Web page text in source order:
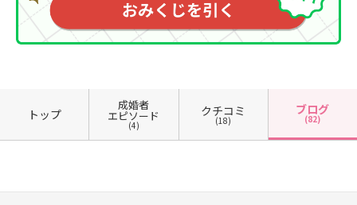
トップ
成婚者
エピソード
(4)
クチコミ
(18)
ブログ
(82)